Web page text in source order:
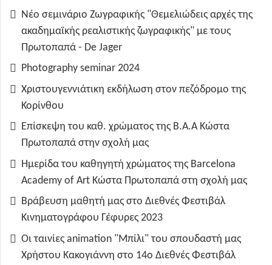
Νέο σεμινάριο Ζωγραφικής "Θεμελιώδεις αρχές της
ακαδημαϊκής ρεαλιστικής ζωγραφικής" με τους
Πρωτοπαπά - De Jager
Photography seminar 2024
Χριστουγεννιάτικη εκδήλωση στον πεζόδρομο της
Κορίνθου
Επίσκεψη του καθ. χρώματος της B.A.A Κώστα
Πρωτοπαπά στην σχολή μας
Ημερίδα του καθηγητή χρώματος της Barcelona
Academy of Art Κώστα Πρωτοπαπά στη σχολή μας
Βράβευση μαθητή μας στο Διεθνές Φεστιβάλ
Κινηματογράφου Γέφυρες 2023
Οι ταινίες animation "Μπίλι" του σπουδαστή μας
Χρήστου Κακογιάννη στο 14ο Διεθνές Φεστιβάλ